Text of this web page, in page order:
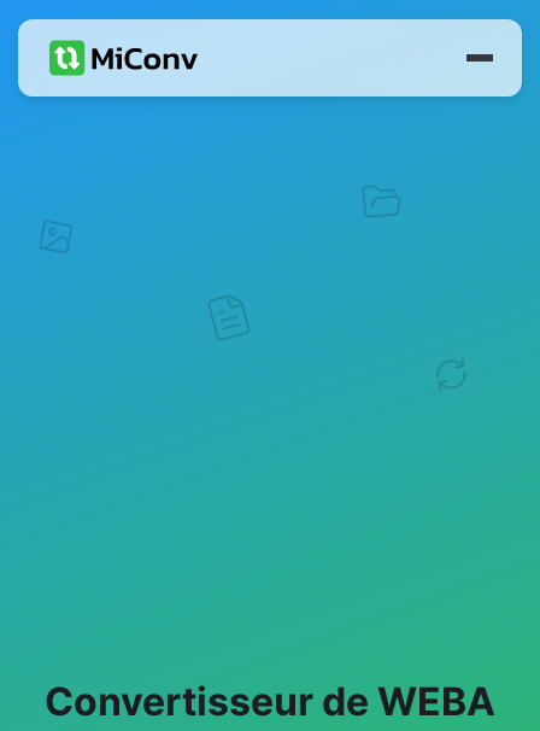
Convertisseur de WEBA